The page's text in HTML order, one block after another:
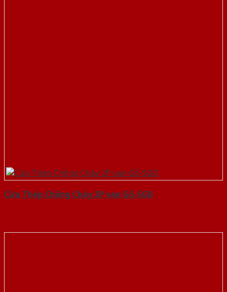
Cửa Thép Chống Cháy 2P van Gỗ-SGD